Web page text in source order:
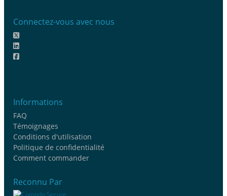
Connectez-vous avec nous
Informations
FAQ
Témoignages
Conditions d'utilisation
Politique de confidentialité
Comment commander
Reconnu Par